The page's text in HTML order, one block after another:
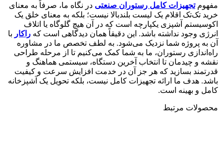
مفهومتجهیزات کامل رستوران صنعتی در نگاه ما، صرفاً به معنای
خرید تک‌تک اقلام یک لیست بلندبالا نیست؛ بلکه به معنای خلق یک
اکوسیستم آشپزی یکپارچه است که در آن هیچ گلوگاه یا اتلاف
انرژی وجود نداشته باشد. این دقیقاً همان دیدگاهی است که راکار با
آن به پروژه شما نزدیک می‌شود. به لطف تخصص ما در مشاوره
راه‌اندازی رستوران، ما به شما کمک می‌کنیم تا از مرحله طراحی
نقشه و چیدمان تا انتخاب آخرین دستگاه، سیستمی هماهنگ و
قدرتمند بسازید که هر جز آن در خدمت افزایش سرعت و کیفیت
باشد. هدف ما ارائه تجهیزات کامل نیست، بلکه تحویل یک آشپزخانه
کامل و بهینه است.
محصولات مرتبط